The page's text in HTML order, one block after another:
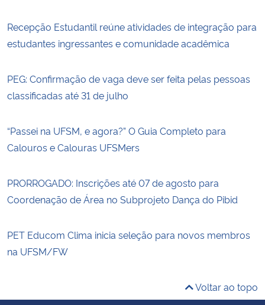
Recepção Estudantil reúne atividades de integração para
estudantes ingressantes e comunidade acadêmica
PEG: Confirmação de vaga deve ser feita pelas pessoas
classificadas até 31 de julho
“Passei na UFSM, e agora?” O Guia Completo para
Calouros e Calouras UFSMers
PRORROGADO: Inscrições até 07 de agosto para
Coordenação de Área no Subprojeto Dança do Pibid
PET Educom Clima inicia seleção para novos membros
na UFSM/FW
Voltar ao topo